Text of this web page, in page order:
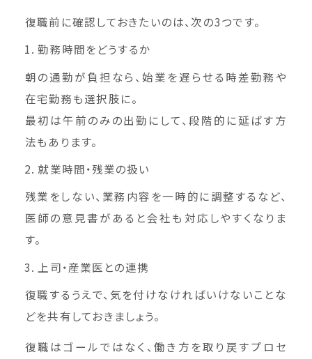
復職前に確認しておきたいのは、次の3つです。
勤務時間をどうするか
朝の通勤が負担なら、始業を遅らせる時差勤務や
在宅勤務も選択肢に。
最初は午前のみの出勤にして、段階的に延ばす方
法もあります。
就業時間・残業の扱い
残業をしない、業務内容を一時的に調整するなど、
医師の意見書があると会社も対応しやすくなりま
す。
上司・産業医との連携
復職するうえで、気を付けなければいけないことな
どを共有しておきましょう。
復職はゴールではなく、働き方を取り戻すプロセ